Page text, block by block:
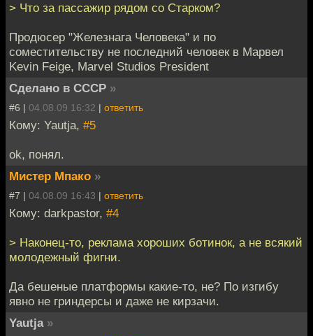
> Что за пассажир рядом со Старком?
Продюсер "Железнага Человека" и по
соместительству не последний человек в Марвел
Kevin Feige, Marvel Studios President
Сделано в СССР »
#6 | 04.08.09 16:32 | ответить
Кому: Yautja, #5
ok, понял.
Мистер Мпако »
#7 | 04.08.09 16:43 | ответить
Кому: darkpastor, #4
> Наконец-то, реклама хороших ботинок, а не всякий
молодежный фигни.
Да бешеные платформы какие-то, не? По изгибу
явно не гриндерсы и даже не кирзачи.
Yautja »